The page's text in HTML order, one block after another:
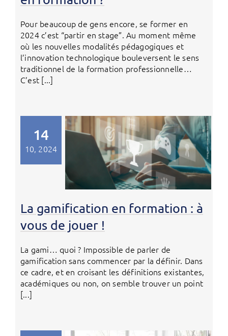
Pour beaucoup de gens encore, se former en
2024 c’est “partir en stage”. Au moment même
où les nouvelles modalités pédagogiques et
l’innovation technologique bouleversent le sens
traditionnel de la formation professionnelle…
C’est [...]
14
10, 2024
La gamification en formation : à
vous de jouer !
La gami… quoi ? Impossible de parler de
gamification sans commencer par la définir. Dans
ce cadre, et en croisant les définitions existantes,
académiques ou non, on semble trouver un point
[...]